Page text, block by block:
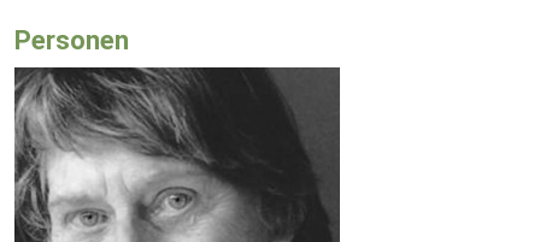
Personen